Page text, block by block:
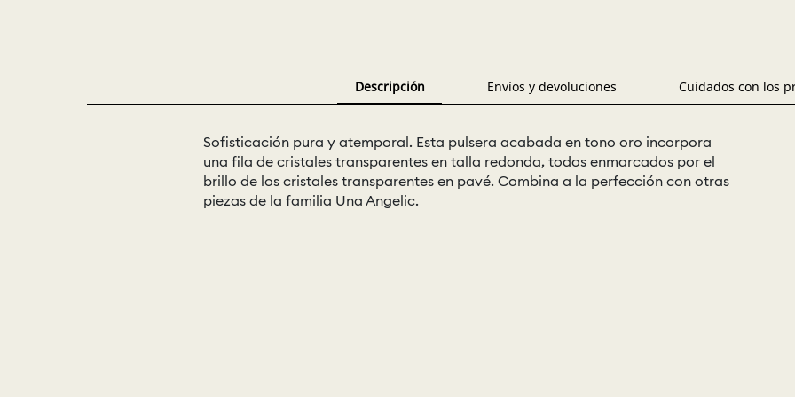
Descripción Envíos y devoluciones Cuidados con los
Sofisticación pura y atemporal. Esta pulsera acabada en tono oro incorpora
una fila de cristales transparentes en talla redonda, todos enmarcados por el
brillo de los cristales transparentes en pavé. Combina a la perfección con otras
piezas de la familia Una Angelic.